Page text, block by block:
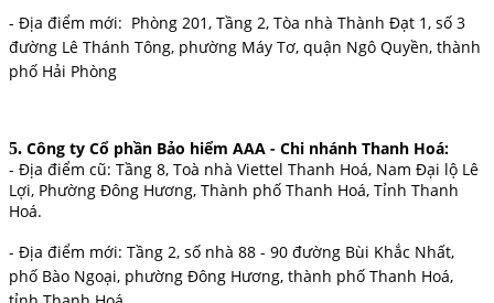
- Địa điểm mới: Phòng 201, Tầng 2, Tòa nhà Thành Đạt 1, số 3
đường Lê Thánh Tông, phường Máy Tơ, quận Ngô Quyền, thành
phố Hải Phòng
5. Công ty Cổ phần Bảo hiểm AAA - Chi nhánh Thanh Hoá:
- Địa điểm cũ: Tầng 8, Toà nhà Viettel Thanh Hoá, Nam Đại lộ Lê
Lợi, Phường Đông Hương, Thành phố Thanh Hoá, Tỉnh Thanh
Hoá.
- Địa điểm mới: Tầng 2, số nhà 88 - 90 đường Bùi Khắc Nhất,
phố Bào Ngoại, phường Đông Hương, thành phố Thanh Hoá,